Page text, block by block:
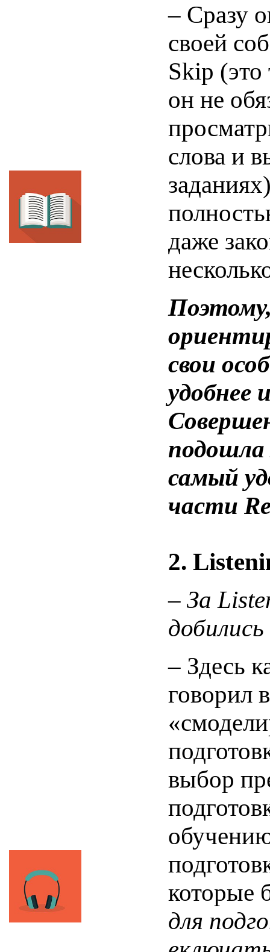
– Сразу
своей
Skip (это
он не
слова и
даже
свои
удобнее
самый
части
2.
– За
– Здесь
говорил
выбор
которые
для